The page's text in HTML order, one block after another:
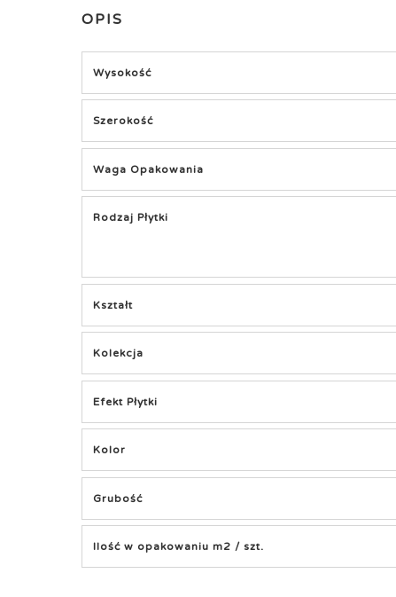
OPIS
Wysokość
Szerokość
Waga Opakowania
Rodzaj Płytki
Kształt
Kolekcja
Efekt Płytki
Kolor
Grubość
Ilość w opakowaniu m2 / szt.